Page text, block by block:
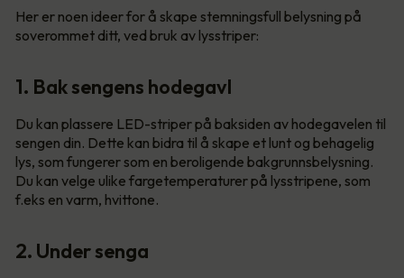
Her er noen ideer for å skape stemningsfull belysning på
soverommet ditt, ved bruk av lysstriper:
1. Bak sengens hodegavl
Du kan plassere LED-striper på baksiden av hodegavelen til
sengen din. Dette kan bidra til å skape et lunt og behagelig
lys, som fungerer som en beroligende bakgrunnsbelysning.
Du kan velge ulike fargetemperaturer på lysstripene, som
f.eks en varm, hvittone.
2. Under senga